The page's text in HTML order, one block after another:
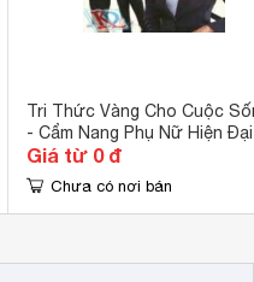
Tri Thức Vàng Cho Cuộc
- Cẩm Nang Phụ Nữ Hiện Đại
Giá từ 0 đ
Chưa có nơi bán